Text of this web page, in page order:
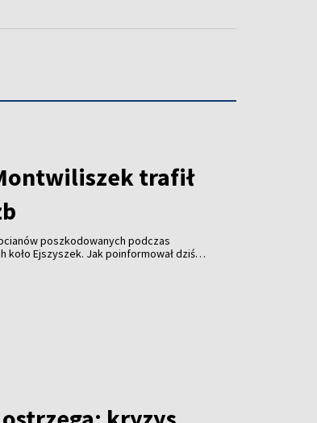
trafił
poszkodowanych podczas
koło Ejszyszek. Jak poinformował dziś